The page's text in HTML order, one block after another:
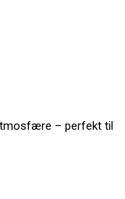
– perfekt til